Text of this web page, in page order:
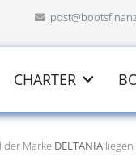
CHARTER
der Marke DELTANIA